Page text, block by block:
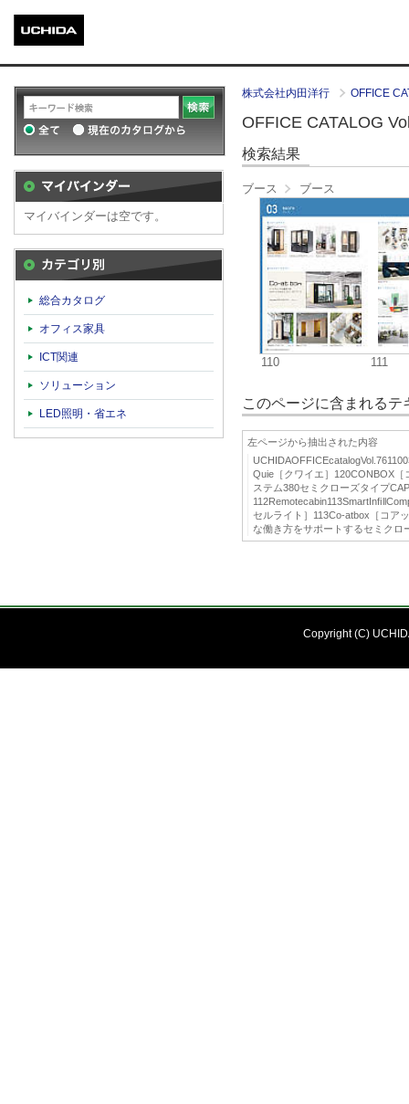
株式会社内田洋行 OFFICE
OFFICE CATALOG
検索結果
ブース ブース
110 111
このページに含まれる
左ページから抽出された内容
Quie［クワイエ］120CONBOX［
ステム380セミクローズタイプ
セルライト］113Co-atbox［コア
な働き方をサポートするセミクロ
マイバインダーは空です。
総合カタログ
オフィス家具
ICT関連
ソリューション
LED照明・省エネ
Copyright (C)